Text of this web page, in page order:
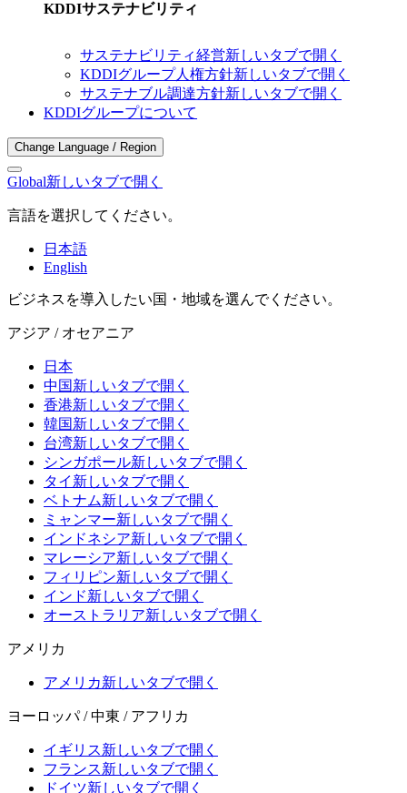
KDDIサステナビリティ
サステナビリティ経営新しいタブで開く
KDDIグループ人権方針新しいタブで開く
サステナブル調達方針新しいタブで開く
KDDIグループについて
Change Language / Region
Global新しいタブで開く
言語を選択してください。
日本語
English
ビジネスを導入したい国・地域を選んでください。
アジア / オセアニア
日本
中国新しいタブで開く
香港新しいタブで開く
韓国新しいタブで開く
台湾新しいタブで開く
シンガポール新しいタブで開く
タイ 新しいタブで開く
ベトナム新しいタブで開く
ミャンマー新しいタブで開く
インドネシア新しいタブで開く
マレーシア新しいタブで開く
フィリピン新しいタブで開く
インド新しいタブで開く
オーストラリア新しいタブで開く
アメリカ
アメリカ新しいタブで開く
ヨーロッパ / 中東 / アフリカ
イギリス新しいタブで開く
フランス新しいタブで開く
ドイツ新しいタブで開く